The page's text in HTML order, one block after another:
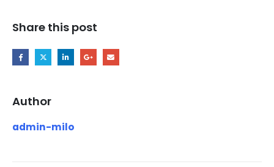
Share this post
Author
admin-milo